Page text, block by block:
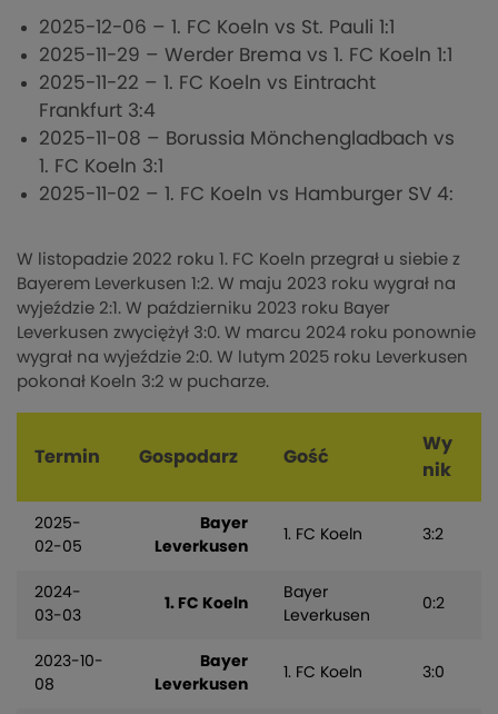
2025-12-06 – 1. FC Koeln vs St. Pauli 1:1
2025-11-29 – Werder Brema vs 1. FC Koeln 1:1
2025-11-22 – 1. FC Koeln vs Eintracht
Frankfurt 3:4
2025-11-08 – Borussia Mönchengladbach vs
1. FC Koeln 3:1
2025-11-02 – 1. FC Koeln vs Hamburger SV 4:
W listopadzie 2022 roku 1. FC Koeln przegrał u siebie z
Bayerem Leverkusen 1:2. W maju 2023 roku wygrał na
wyjeździe 2:1. W październiku 2023 roku Bayer
Leverkusen zwyciężył 3:0. W marcu 2024 roku ponownie
wygrał na wyjeździe 2:0. W lutym 2025 roku Leverkusen
pokonał Koeln 3:2 w pucharze.
Termin Gospodarz Gość
Wy
nik
2025-
02-05
Bayer
Leverkusen
1. FC Koeln 3:2
2024-
03-03
1. FC Koeln
Bayer
Leverkusen
0:2
2023-10-
08
Bayer
Leverkusen
1. FC Koeln 3:0